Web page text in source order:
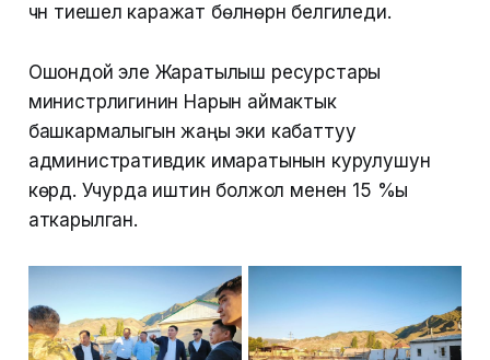
үчүн тиешелүү каражат бөлүнөрүн белгиледи.
Ошондой эле Жаратылыш ресурстары
министрлигинин Нарын аймактык
башкармалыгын жаңы эки кабаттуу
административдик имаратынын курулушун
көрдү. Учурда иштин болжол менен 15 %ы
аткарылган.